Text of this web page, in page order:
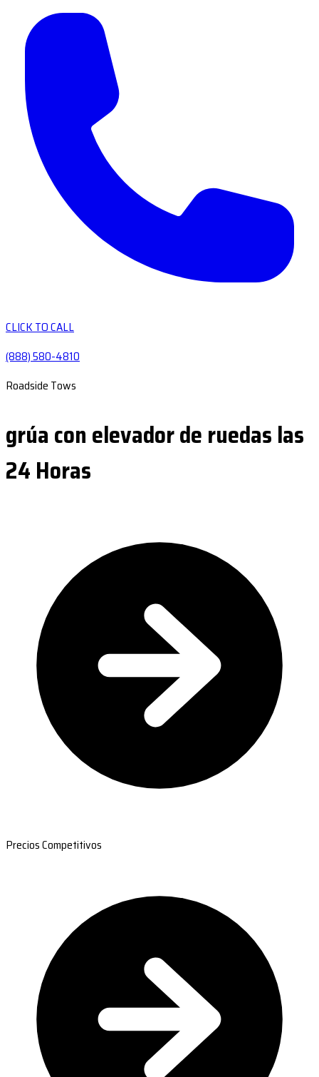
CLICK TO CALL
(888) 580-4810
Roadside Tows
grúa con elevador de ruedas las
24 Horas
Precios Competitivos